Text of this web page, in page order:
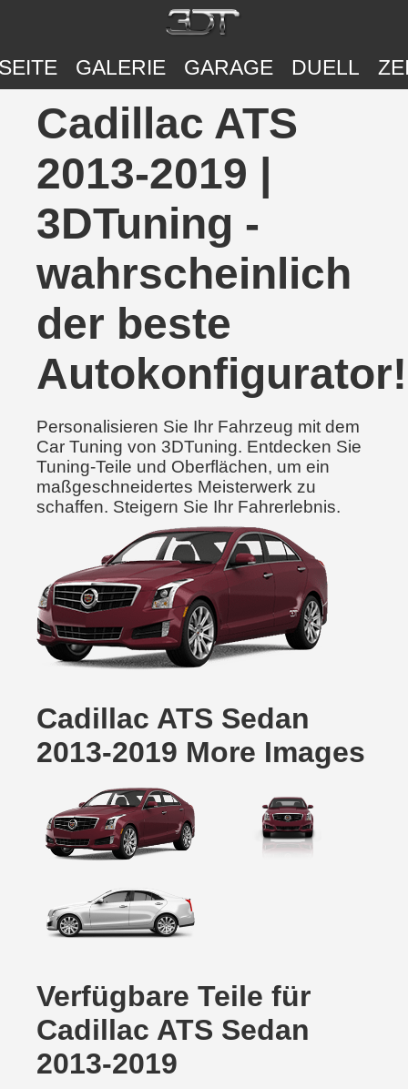
GALERIE GARAGE DUELL
Cadillac ATS
2013-2019 |
3DTuning -
wahrscheinlich
der beste
Autokonfigurator!
Personalisieren Sie Ihr Fahrzeug mit dem
Car Tuning von 3DTuning. Entdecken Sie
Tuning-Teile und Oberflächen, um ein
maßgeschneidertes Meisterwerk zu
schaffen. Steigern Sie Ihr Fahrerlebnis.
Cadillac ATS Sedan
2013-2019 More Images
Verfügbare Teile für
Cadillac ATS Sedan
2013-2019